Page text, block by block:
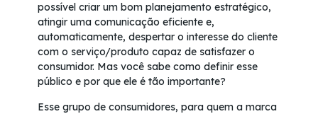
possível criar um bom planejamento estratégico,
atingir uma comunicação eficiente e,
automaticamente, despertar o interesse do cliente
com o serviço/produto capaz de satisfazer o
consumidor. Mas você sabe como definir esse
público e por que ele é tão importante?
Esse grupo de consumidores, para quem a marca